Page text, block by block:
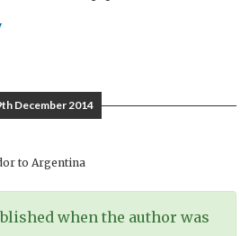
December 2014
to Argentina
when the author was